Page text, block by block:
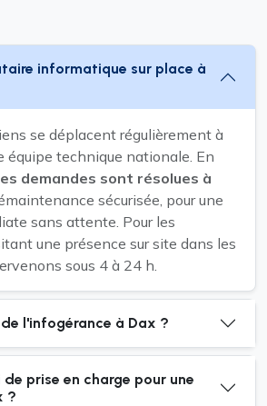
informatique sur place à
se déplacent régulièrement à
équipe technique nationale. En
demandes sont résolues à
sécurisée, pour une
sans attente. Pour les
une présence sur site dans les
sous 4 à 24 h.
l'infogérance à Dax ?
prise en charge pour une
?